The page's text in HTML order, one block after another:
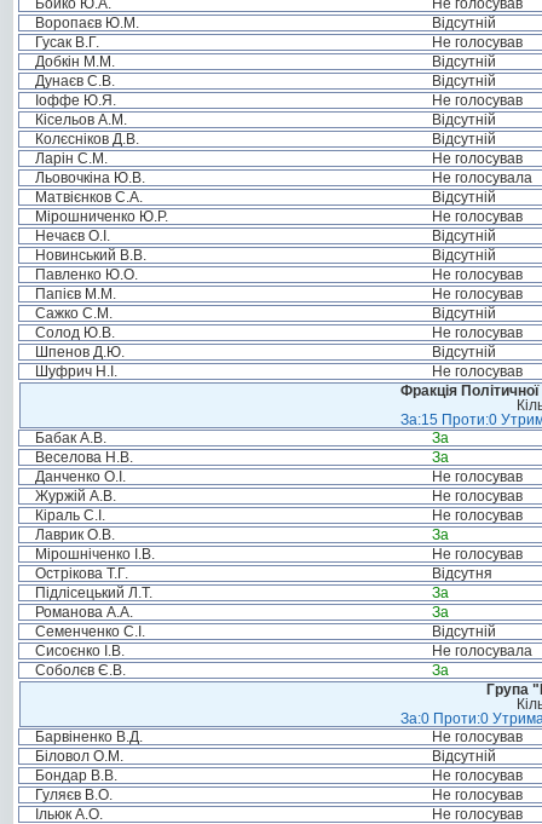
Бойко Ю.А.
Не голосував
Воропаєв Ю.М.
Відсутній
Гусак В.Г.
Не голосував
Добкін М.М.
Відсутній
Дунаєв С.В.
Відсутній
Іоффе Ю.Я.
Не голосував
Кісельов А.М.
Відсутній
Колєсніков Д.В.
Відсутній
Ларін С.М.
Не голосував
Льовочкіна Ю.В.
Не голосувала
Матвієнков С.А.
Відсутній
Мірошниченко Ю.Р.
Не голосував
Нечаєв О.І.
Відсутній
Новинський В.В.
Відсутній
Павленко Ю.О.
Не голосував
Папієв М.М.
Не голосував
Сажко С.М.
Відсутній
Солод Ю.В.
Не голосував
Шпенов Д.Ю.
Відсутній
Шуфрич Н.І.
Не голосував
Фракція
За:15 Проти:0
Бабак А.В.
За
Веселова Н.В.
За
Данченко О.І.
Не голосував
Журжій А.В.
Не голосував
Кіраль С.І.
Не голосував
Лаврик О.В.
За
Мірошніченко І.В.
Не голосував
Острікова Т.Г.
Відсутня
Підлісецький Л.Т.
За
Романова А.А.
За
Семенченко С.І.
Відсутній
Сисоєнко І.В.
Не голосувала
Соболєв Є.В.
За
Група
За:0 Проти:0
Барвіненко В.Д.
Не голосував
Біловол О.М.
Відсутній
Бондар В.В.
Не голосував
Гуляєв В.О.
Не голосував
Ільюк А.О.
Не голосував